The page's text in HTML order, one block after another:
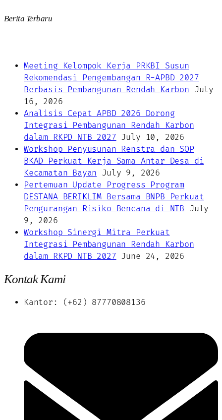
Berita Terbaru
Meeting Kelompok Kerja PRKBI Susun
Rekomendasi Pengembangan R-APBD 2027
Berbasis Pembangunan Rendah Karbon July
16, 2026
Analisis Cepat APBD 2026 Dorong
Integrasi Pembangunan Rendah Karbon
dalam RKPD NTB 2027 July 10, 2026
Workshop Penyusunan Renstra dan SOP
BKAD Perkuat Kerja Sama Antar Desa di
Kecamatan Bayan July 9, 2026
Pertemuan Update Progress Program
DESTANA BERIKLIM Bersama BNPB Perkuat
Pengurangan Risiko Bencana di NTB July
9, 2026
Workshop Sinergi Mitra Perkuat
Integrasi Pembangunan Rendah Karbon
dalam RKPD NTB 2027 June 24, 2026
Kontak Kami
Kantor: (+62) 87770808136